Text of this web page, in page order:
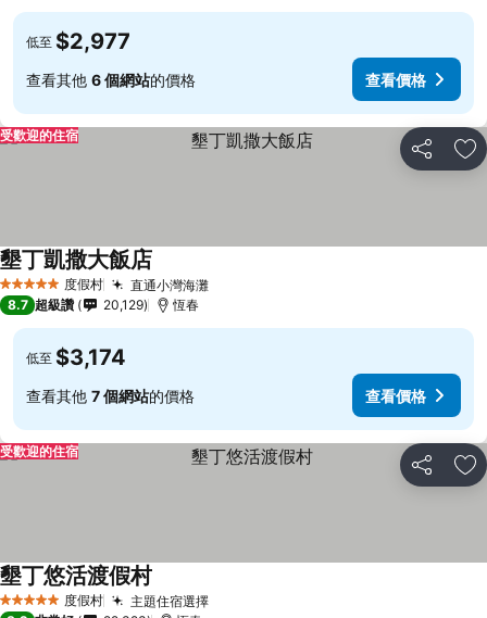
低至 $2,977
查看其他 6 個網站的價格 查看價格
分享 加
受歡迎的住宿
5 星級 度假村 直通小灣海灘
墾丁凱撒大飯店
8.7 超級讚 20,129 恆春
低至 $3,174
查看其他 7 個網站的價格 查看價格
分享 加
受歡迎的住宿
5 星級 度假村 主題住宿選擇
墾丁悠活渡假村